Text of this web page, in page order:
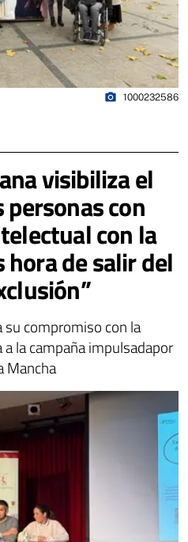
visibiliza el
con
con la
hora de salir del
compromiso con la
la campaña impulsadapor
Mancha
photo_camera 1000232586